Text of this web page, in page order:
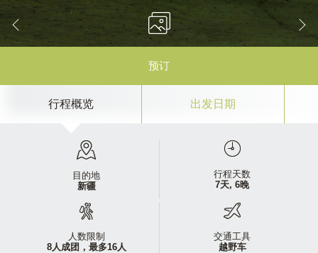
行程概览 出发日期
预订
目的地
新疆
行程天数
7天, 6晚
人数限制
8人成团，最多16人
交通工具
越野车